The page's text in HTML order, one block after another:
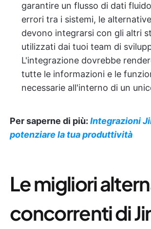
garantire un flusso di dati
errori tra i sistemi, le
devono integrarsi con gli altri
utilizzati dai tuoi team di
L'integrazione dovrebbe
tutte le informazioni e le
necessarie all'interno di un
Per saperne di più: Integrazioni
potenziare la tua produttività
Le migliori
concorrenti di